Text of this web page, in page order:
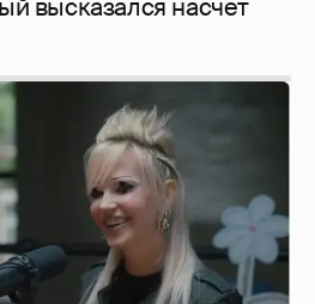
о съёмках для
3